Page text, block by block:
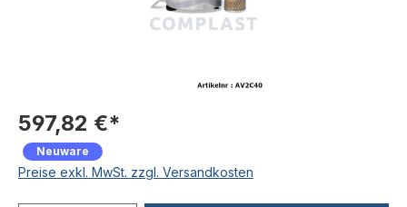
597,82 €*
Neuware
Preise exkl. MwSt. zzgl. Versandkosten